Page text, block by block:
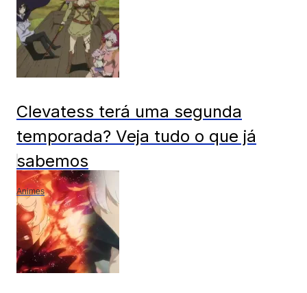
Clevatess terá uma segunda
temporada? Veja tudo o que já
sabemos
Animes